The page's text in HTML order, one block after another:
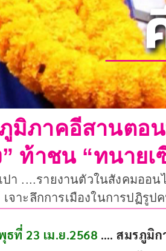
มิภาคอีสานตอ
ท้าชน “ทนายเ
ปา ....รายงานตัวในสังคมอ
เจาะลึกการเมืองในการปฏิรู
ที่ 23 เม.ย.2568 …. สมรภูมิก